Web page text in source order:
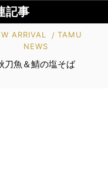
記事
ARRIVAL
TAMU
NEWS
刀魚＆鯖の塩そば